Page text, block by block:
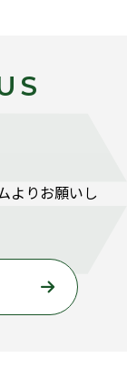
よりお願いし